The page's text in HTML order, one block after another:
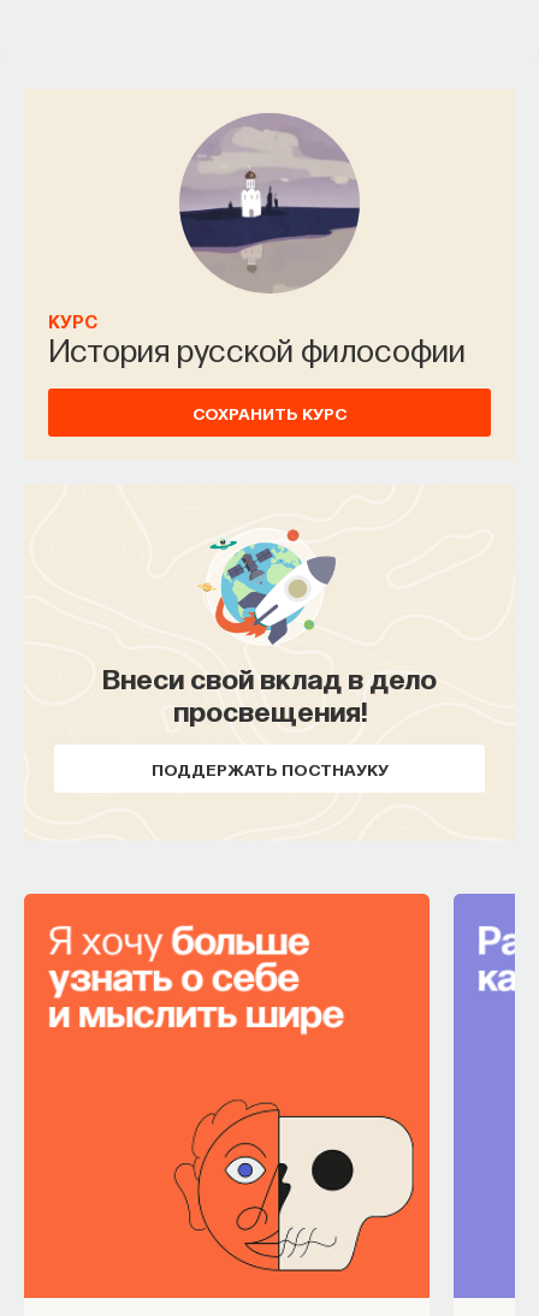
КУРС
История русской философии
СОХРАНИТЬ КУРС
Внеси свой вклад в дело
просвещения!
ПОДДЕРЖАТЬ ПОСТНАУКУ